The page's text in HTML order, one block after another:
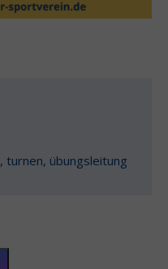
, turnen, übungsleitung